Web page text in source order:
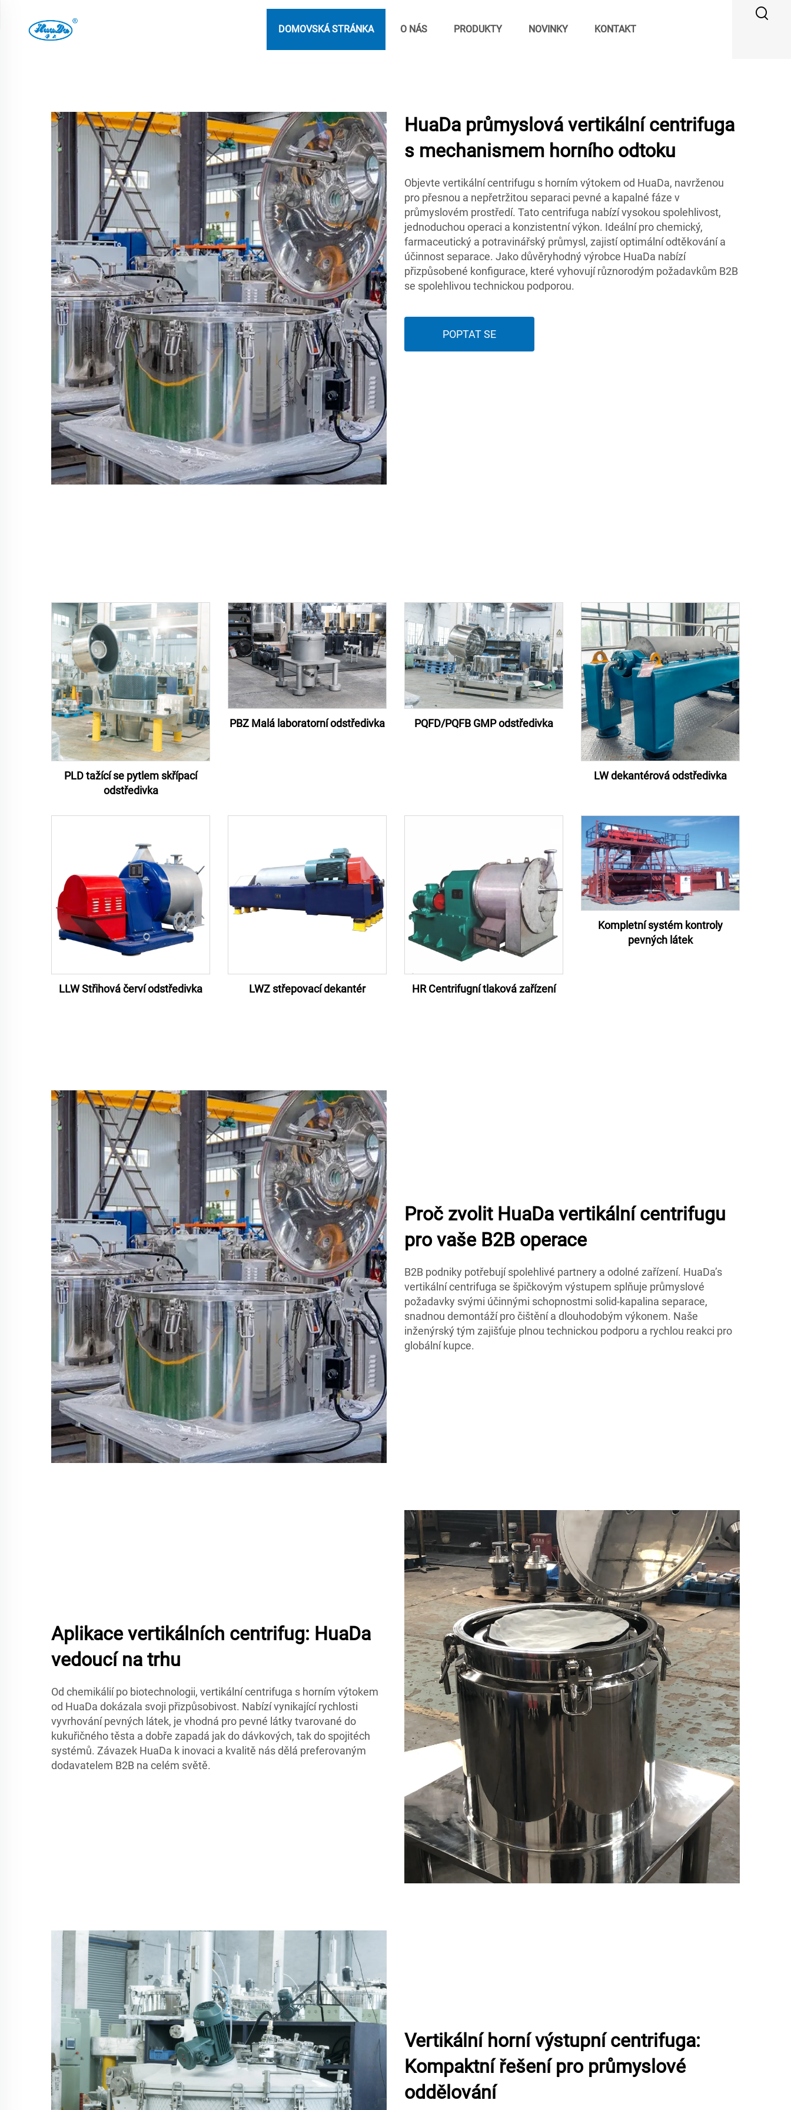
DOMOVSKÁ STRÁNKA O NÁS PRODUKTY NOVINKY KONTAKT
HuaDa průmyslová vertikální centrifuga
s mechanismem horního odtoku
Objevte vertikální centrifugu s horním výtokem od HuaDa, navrženou
pro přesnou a nepřetržitou separaci pevné a kapalné fáze v
průmyslovém prostředí. Tato centrifuga nabízí vysokou spolehlivost,
jednoduchou operaci a konzistentní výkon. Ideální pro chemický,
farmaceutický a potravinářský průmysl, zajistí optimální odtěkování a
účinnost separace. Jako důvěryhodný výrobce HuaDa nabízí
přizpůsobené konfigurace, které vyhovují různorodým požadavkům B2B
se spolehlivou technickou podporou.
POPTAT SE
PLD tažící se pytlem skřípací
odstředivka
PBZ Malá laboratorní odstředivka PQFD/PQFB GMP odstředivka
LW dekantérová odstředivka
LLW Střihová červí odstředivka LWZ střepovací dekantér HR Centrifugní tlaková zařízení
Kompletní systém kontroly
pevných látek
Proč zvolit HuaDa vertikální centrifugu
pro vaše B2B operace
B2B podniky potřebují spolehlivé partnery a odolné zařízení. HuaDa’s
vertikální centrifuga se špičkovým výstupem splňuje průmyslové
požadavky svými účinnými schopnostmi solid-kapalina separace,
snadnou demontáží pro čištění a dlouhodobým výkonem. Naše
inženýrský tým zajišťuje plnou technickou podporu a rychlou reakci pro
globální kupce.
Aplikace vertikálních centrifug: HuaDa
vedoucí na trhu
Od chemikálií po biotechnologii, vertikální centrifuga s horním výtokem
od HuaDa dokázala svoji přizpůsobivost. Nabízí vynikající rychlosti
vyvrhování pevných látek, je vhodná pro pevné látky tvarované do
kukuřičného těsta a dobře zapadá jak do dávkových, tak do spojitéch
systémů. Závazek HuaDa k inovaci a kvalitě nás dělá preferovaným
dodavatelem B2B na celém světě.
Vertikální horní výstupní centrifuga:
Kompaktní řešení pro průmyslové
oddělování